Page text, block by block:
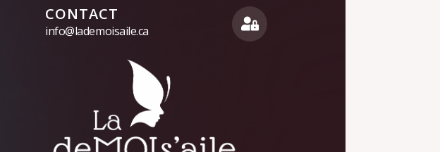
CONTACT
info@lademoisaile.ca